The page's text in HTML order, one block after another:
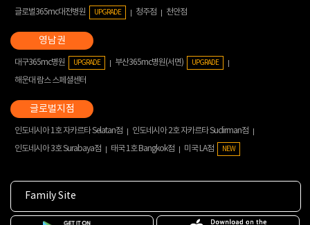
글로벌365mc대전병원 UPGRADE 청주점 천안점
대구365mc병원 UPGRADE 부산365mc병원(서면) UPGRADE
해운대 람스 스페셜센터
인도네시아 1호 자카르타 Selatan점
인도네시아 2호 자카르타 Sudirman점
인도네시아 3호 Surabaya점
태국 1호 Bangkok점 미국 LA점 NEW
Family Site